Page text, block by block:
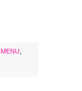
MENU